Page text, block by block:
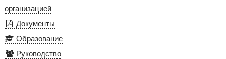
организацией
Документы
Образование
Руководство